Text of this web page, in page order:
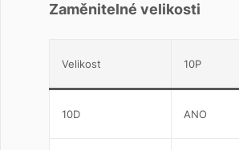
Zaměnitelné velikosti
Velikost 10P
10D ANO